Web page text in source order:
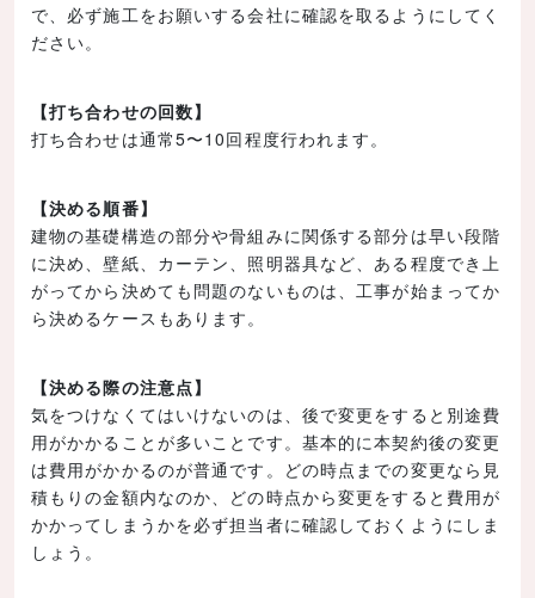
で、必ず施工をお願いする会社に確認を取るようにしてく
ださい。
【打ち合わせの回数】
打ち合わせは通常5〜10回程度行われます。
【決める順番】
建物の基礎構造の部分や骨組みに関係する部分は早い段階
に決め、壁紙、カーテン、照明器具など、ある程度でき上
がってから決めても問題のないものは、工事が始まってか
ら決めるケースもあります。
【決める際の注意点】
気をつけなくてはいけないのは、後で変更をすると別途費
用がかかることが多いことです。基本的に本契約後の変更
は費用がかかるのが普通です。どの時点までの変更なら見
積もりの金額内なのか、どの時点から変更をすると費用が
かかってしまうかを必ず担当者に確認しておくようにしま
しょう。